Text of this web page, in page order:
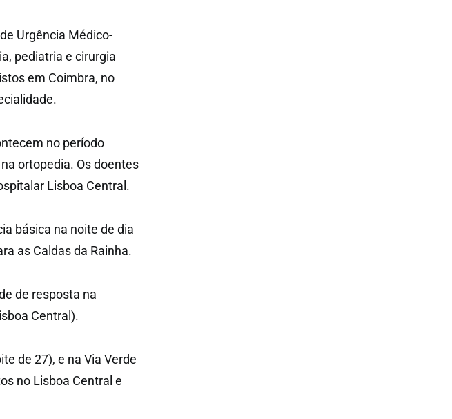
Urgência Médico-
pediatria e cirurgia
em Coimbra, no
no período
ortopedia. Os doentes
Lisboa Central.
básica na noite de dia
as Caldas da Rainha.
de resposta na
Central).
de 27), e na Via Verde
no Lisboa Central e